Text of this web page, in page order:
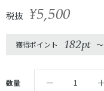
税抜 ¥5,500
獲得ポイント 182pt 〜
数量